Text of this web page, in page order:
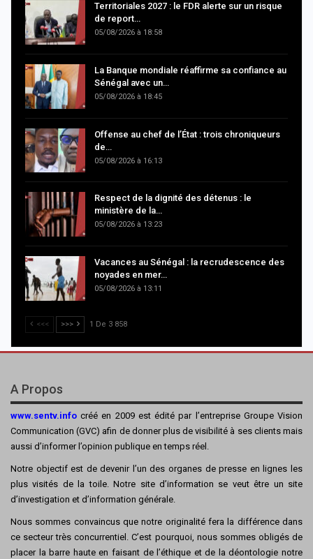
Territoriales 2027 : le FDR alerte sur un risque
de report…
05/08/2026 à 18:58
La Banque mondiale réaffirme sa confiance au
Sénégal avec un…
05/08/2026 à 18:45
Offense au chef de l’État : trois chroniqueurs
de…
05/08/2026 à 16:13
Respect de la dignité des détenus : le
ministère de la…
05/08/2026 à 13:23
Vacances au Sénégal : la recrudescence des
noyades en mer…
05/08/2026 à 13:11
<<< >>> 1 De 3 858
A Propos
www.sentv.info créé en 2009 est édité par l’entreprise Groupe Vision
Communication (GVC) afin de donner plus de visibilité à ses clients mais
aussi d’informer l’opinion publique en temps réel.
Notre objectif est de devenir l’un des organes de presse en lignes les
plus visités de la toile. Notre site d’information se veut être un site
d’investigation et d’information générale.
Nous sommes convaincus que notre originalité fera la différence dans
ce secteur très concurrentiel. C’est pourquoi, nous sommes obligés de
placer la barre haute en faisant de l’éthique et de la déontologie notre